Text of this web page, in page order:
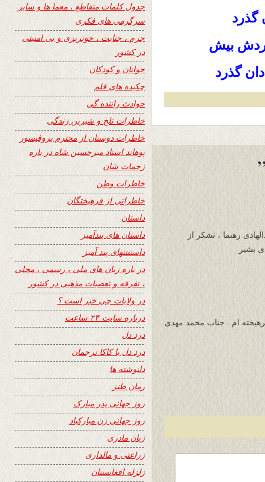
گذرد
بیش
گذرد
رهنما ، تشکر از
بشیر
ام . جناب محمد مهدی
جدول کلمات متقاطع ، معما ها و سایر
سرگرمی های فکری
جرم ، جنایت ، خونریزی و بی امنیتی
در کشور
جوانان و کودکان
چکیده های قلم
حوادث راننده گی
خاطرات تلخ و شیرین زندگی
خاطرات دوستان از محترم پروفیسور
پوهاند استاد میرحسین شاه در باره
زحمات شان
خاطرات وطن
خاطراتی از فرهیختگان
داستان
داستان های پندآمیز
داستنتنهای پند آمیز
در باره زبان های ملی ، رسمی ، محلی
، تفرقه و تعصبات مذهبی در کشور
در ولایات چی خبر است ؟
درباره سایت ۲۴ ساعت
درد دل
درد دل با کاکا ترجمان
دلنوشته ها
رمان طنز
روز جهانی پدر مبارک
روز جهانی زن مبارکباد
زبان مادری
زراعتی و مالداری
زلزله افغانستان